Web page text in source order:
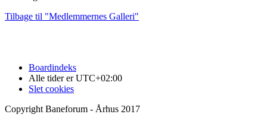
Tilbage til "Medlemmernes Galleri"
Boardindeks
Alle tider erUTC+02:00
Slet cookies
Copyright Baneforum - Århus 2017